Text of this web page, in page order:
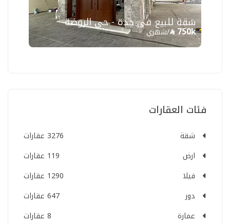
750k /شهري
شقة للبيع في جدة - حي الروضة
فئات العقارات
شقة
3276 عقارات
ارض
119 عقارات
فيلا
1290 عقارات
دور
647 عقارات
عمارة
8 عقارات